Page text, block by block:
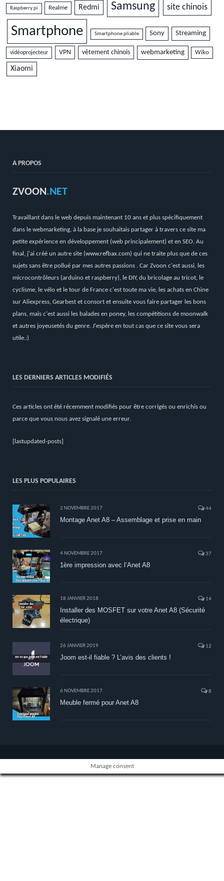
Raspberry pi Realme Redmi Samsung site chinois
Smartphone Smartphone pliable Sony Streaming
vidéoprojecteur VPN vêtement chinois webmarketing Wiko
Xiaomi
A PROPOS
ZVOON.NET
Travaillant dans le web depuis maintenant 10 ans et plus spécifiquement
dans le webmarketing, à la base je souhaitais partager à travers ce site ma
petite expérience en développement (web principalement) et en SEO. Au
final, j'ai créé un autre site (www.refbax.com) qui ne traite plus que de ces
sujets sans être pollué par mes autres passions . Car Zvoon c'est aussi, les
microcontrôleurs (arduino et raspberry), le DIY, du bricolage au tricot, le
cyclisme, le vélo et le tour de France c'est toute ma vie, les achats en Chine
sur Aliexpress, Gearbest et consort et ensuite vous faire partager les bons
plans, mais c'est aussi les balades en poney, les compétitions de moonwalk
et autres joyeusetés du genre. J'espère en tout cas que ce site vous sera
utile.:)
LES DERNIERS ARTICLES MODIFIÉS
Ces articles ont été récemment modifiés pour être corrigés ou enrichis ou
parce que vous nous avez signalé une erreur.
[lastupdated-posts]
LES PLUS POPULAIRES
2 NOVEMBRE 2017 44
Montage Anet A8 – Assemblage et prise en main
4 NOVEMBRE 2017 37
1ère impression avec l’Anet A8
18 JANVIER 2018 14
Installer des MOSFET sur votre Anet A8 (Sécurité
électrique)
26 JANVIER 2019 12
Joom est-il fiable ? L’avis des clients !
6 NOVEMBRE 2017 8
Meuble fermé pour Anet A8
Manage consent